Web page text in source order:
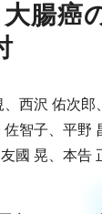
腸癌
西沢 佑次郎
佐智子、平野
國 晃、本告